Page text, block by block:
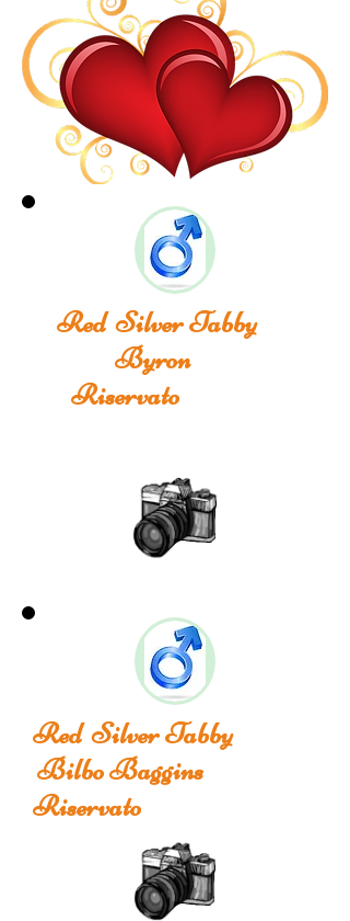
Red Silver Tabby
Byron
Riservato
Red Silver Tabby
Bilbo Baggins
Riservato